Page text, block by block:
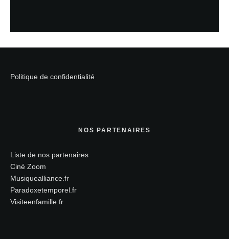
Politique de confidentialité
NOS PARTENAIRES
Liste de nos partenaires
Ciné Zoom
Musiquealliance.fr
Paradoxetemporel.fr
Visiteenfamille.fr